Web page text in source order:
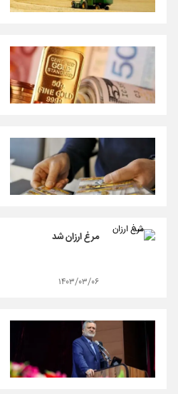
مرغ ارزان شد
۱۴۰۳/۰۳/۰۶